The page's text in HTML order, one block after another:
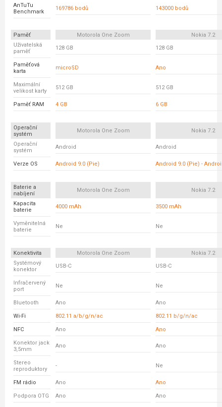
AnTuTu
Benchmark
169786 bodů 143000 bodů
Paměť Motorola One Zoom
Nokia 7.2
Uživatelská
paměť
128 GB 128 GB
Paměťová
karta
microSD Ano
Maximální
velikost karty
512 GB 512 GB
Paměť RAM 4 GB 6 GB
Operační
systém
Motorola One Zoom Nokia 7.2
Operační
systém
Android Android
Verze OS Android 9.0 (Pie) Android 9.0 (Pie) -
Baterie a
nabíjení
Motorola One Zoom Nokia 7.2
Kapacita
baterie
4000 mAh 3500 mAh
Vyměnitelná
baterie
Ne Ne
Konektivita Motorola One Zoom
Nokia 7.2
Systémový
konektor
USB-C USB-C
Infračervený
port
Ne Ne
Bluetooth Ano Ano
Wi-Fi 802.11 a/b/g/n/ac 802.11 b/g/n/ac
NFC Ano Ano
Konektor jack
3,5mm
Ano Ano
Stereo
reproduktory
- Ne
FM rádio Ano Ano
Podpora OTG Ano Ano